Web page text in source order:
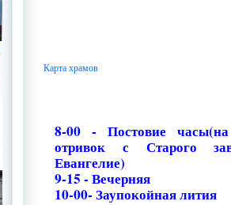
Карта храмов
8-00 - Постовие
отривок с Старого
Евангелие)
9-15 - Вечерняя
10-00- Заупокойная лития